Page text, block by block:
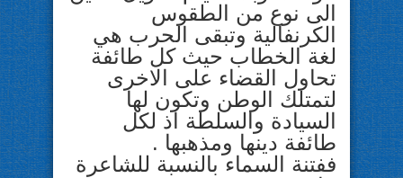
الى نوع من الطقوس
الكرنفالية وتبقى الحرب هي
لغة الخطاب حيث كل طائفة
تحاول القضاء على الاخرى
لتمتلك الوطن وتكون لها
السيادة والسلطة اذ لكل
طائفة دينها ومذهبها .
ففتنة السماء بالنسبة للشاعرة